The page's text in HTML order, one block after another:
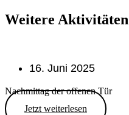
Weitere Aktivitäten
16. Juni 2025
Nachmittag der offenen Tür
Jetzt weiterlesen